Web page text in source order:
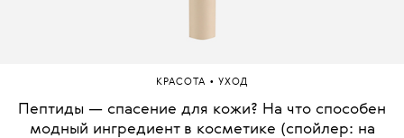
КРАСОТА • УХОД
Пептиды — спасение для кожи? На что способен
модный ингредиент в косметике (спойлер: на